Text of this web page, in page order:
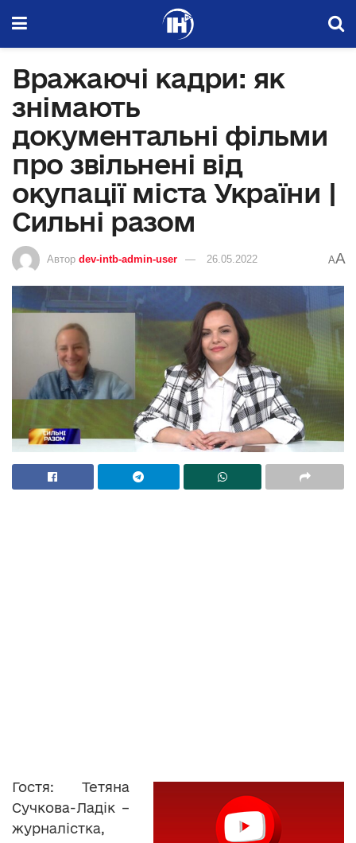
Вражаючі кадри: як
знімають
документальні фільми
про звільнені від
окупації міста України |
Сильні разом
Автор dev-intb-admin-user 26.05.2022 AA
Гостя: Тетяна
Cучкова-Ладік –
журналістка,